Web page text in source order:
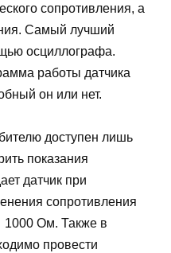
сопротивления, а
Самый лучший
осциллографа.
работы датчика
он или нет.
доступен лишь
показания
датчик при
сопротивления
1000 Ом. Также в
провести